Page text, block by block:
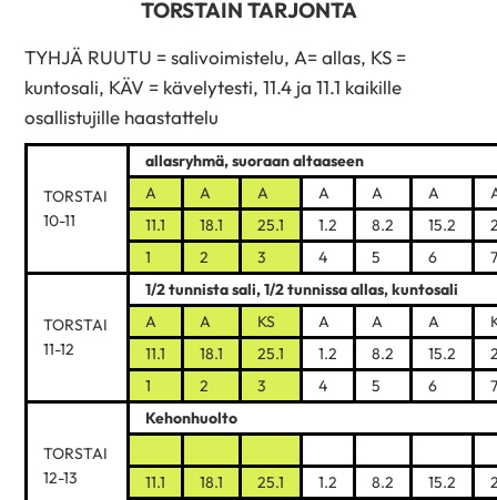
TORSTAIN TARJONTA
TYHJÄ RUUTU = salivoimistelu, A= allas, KS =
kuntosali, KÄV = kävelytesti, 11.4 ja 11.1 kaikille
osallistujille haastattelu
TORSTAI
10-11
allasryhmä, suoraan altaaseen
A
A A A A A
11.1
18.1 25.1 1.2 8.2 15.2
1
2 3 4 5 6 7
TORSTAI
11-12
1/2 tunnista sali, 1/2 tunnissa allas, kuntosali
A
A KS A A A
11.1
18.1 25.1 1.2 8.2 15.2
1
2 3 4 5 6 7
TORSTAI
12-13
Kehonhuolto
11.1 18.1 25.1 1.2 8.2 15.2